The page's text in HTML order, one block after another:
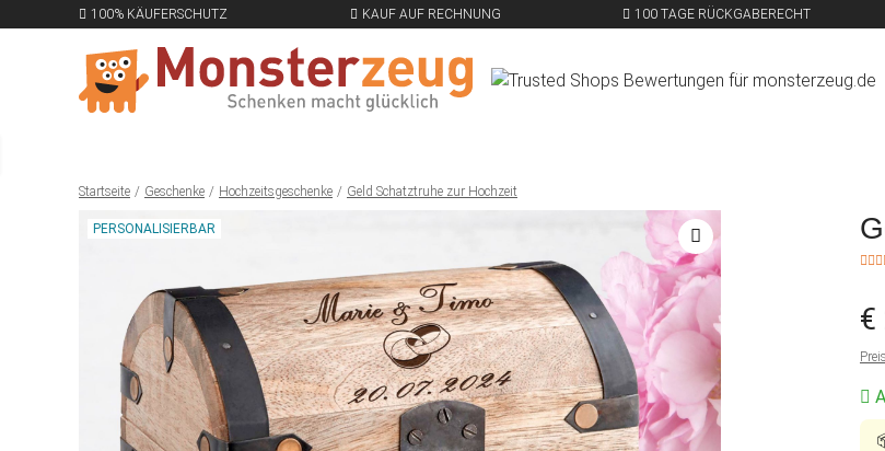
100% KÄUFERSCHUTZ KAUF AUF RECHNUNG 100 TAGE RÜCKGABERECHT
Startseite Geschenke Hochzeitsgeschenke Geld Schatztruhe zur Hochzeit
PERSONALISIERBAR
€